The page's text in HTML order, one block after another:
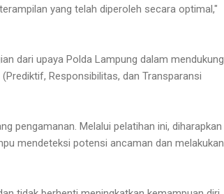
yang telah diperoleh secara optimal,"
dari upaya Polda Lampung dalam mendukung
Responsibilitas, dan Transparansi
pengamanan. Melalui pelatihan ini, diharapkan
mendeteksi potensi ancaman dan melakukan